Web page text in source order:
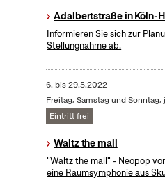
Adalbertstraße in Köln-
Informieren Sie sich zur
Stellungnahme ab.
6. bis29.5.2022
Freitag, Samstag und
Eintritt frei
Waltz the mall
"Waltz the mall" - Neopop
eine Raumsymphonie aus